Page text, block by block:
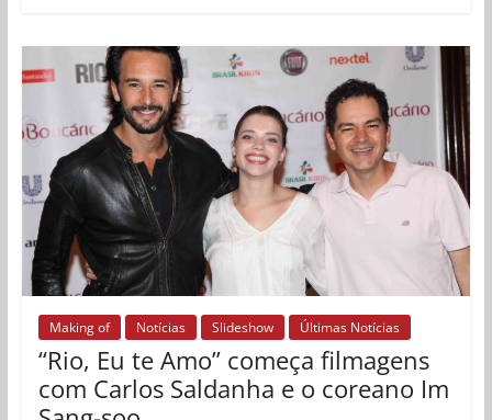
Making of Notícias Slideshow Últimas Notícias
“Rio, Eu te Amo” começa filmagens
com Carlos Saldanha e o coreano Im